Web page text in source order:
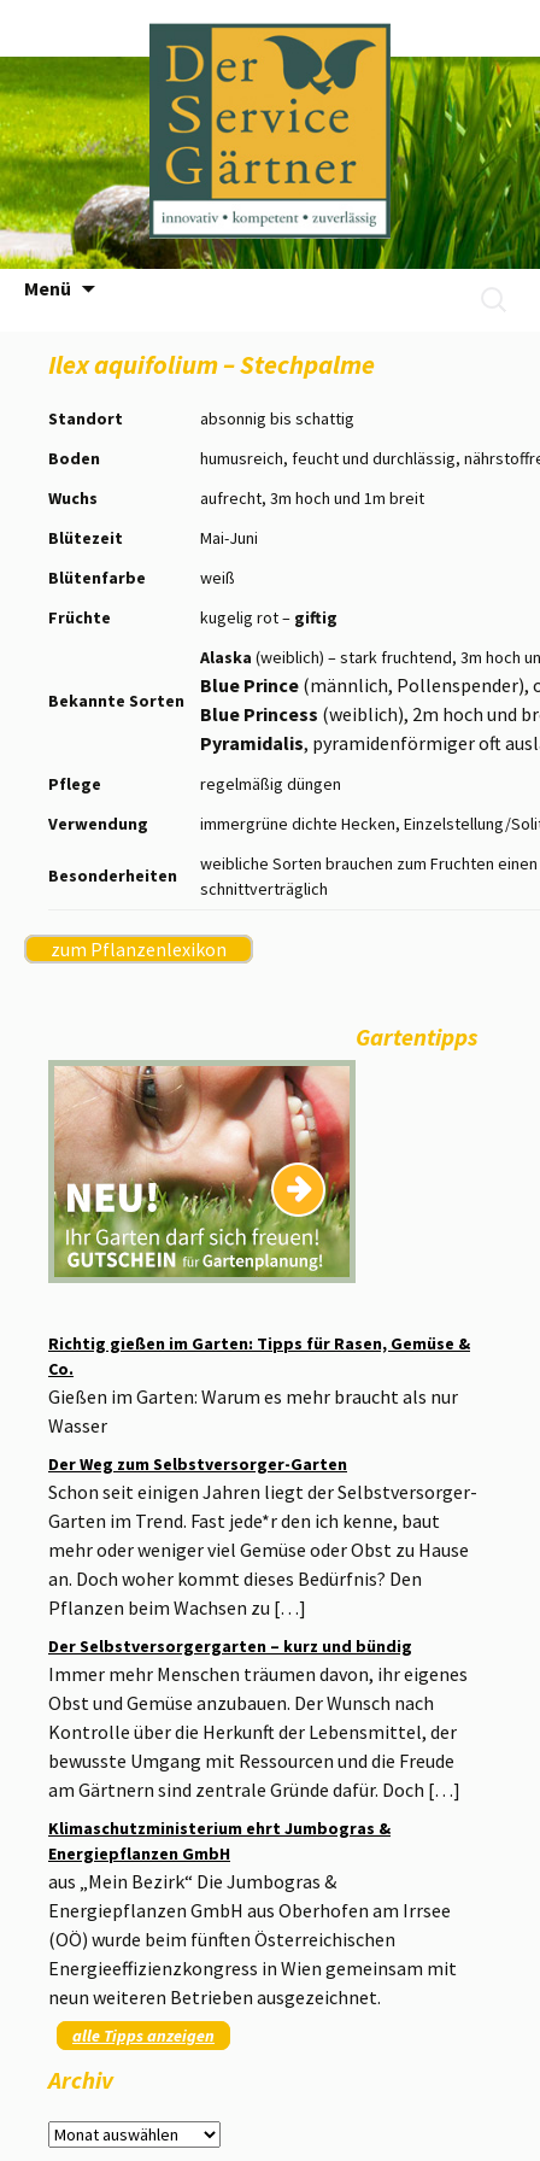
Menü
Zum
Ilex aquifolium – Stechpalme
Standort
absonnig bis schattig
Boden
humusreich, feucht und durchlässig,
Wuchs
aufrecht, 3m hoch und 1m breit
Blütezeit
Mai-Juni
Blütenfarbe
weiß
Früchte
kugelig rot – giftig
Bekannte Sorten
Alaska (weiblich) – stark fruchtend, 3m hoch
Blue Prince (männlich, Pollenspender),
Blue Princess (weiblich), 2m hoch und
Pyramidalis, pyramidenförmiger oft
Pflege
regelmäßig düngen
Verwendung
immergrüne dichte Hecken, Einzelstellung/
Besonderheiten
weibliche Sorten brauchen zum Fruchten
schnittverträglich
zum Pflanzenlexikon
Gartentipps
Richtig gießen im Garten: Tipps für Rasen, Gemüse &
Co.
Gießen im Garten: Warum es mehr braucht als nur
Wasser
Der Weg zum Selbstversorger-Garten
Schon seit einigen Jahren liegt der Selbstversorger-
Garten im Trend. Fast jede*r den ich kenne, baut
mehr oder weniger viel Gemüse oder Obst zu Hause
an. Doch woher kommt dieses Bedürfnis? Den
Pflanzen beim Wachsen zu […]
Der Selbstversorgergarten – kurz und bündig
Immer mehr Menschen träumen davon, ihr eigenes
Obst und Gemüse anzubauen. Der Wunsch nach
Kontrolle über die Herkunft der Lebensmittel, der
bewusste Umgang mit Ressourcen und die Freude
am Gärtnern sind zentrale Gründe dafür. Doch […]
Klimaschutzministerium ehrt Jumbogras &
Energiepflanzen GmbH
aus „Mein Bezirk“ Die Jumbogras &
Energiepflanzen GmbH aus Oberhofen am Irrsee
(OÖ) wurde beim fünften Österreichischen
Energieeffizienzkongress in Wien gemeinsam mit
neun weiteren Betrieben ausgezeichnet.
alle Tipps anzeigen
Archiv
Archiv